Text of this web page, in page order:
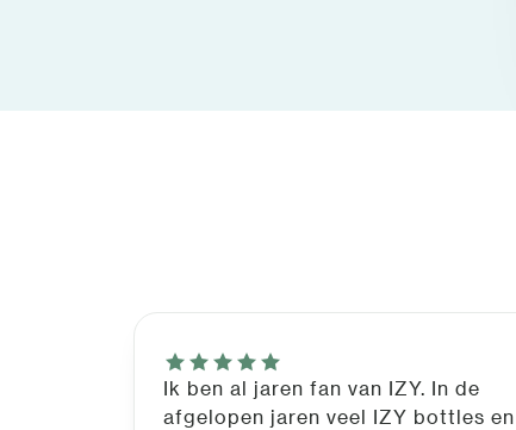
Ik ben al jaren fan van IZY. In de
afgelopen jaren veel IZY bottles en